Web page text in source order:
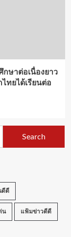
ษาต่อเนื่องยาว
ทยได้เรียนต่อ
ดีดี
น แฟ้มข่าวดีดี